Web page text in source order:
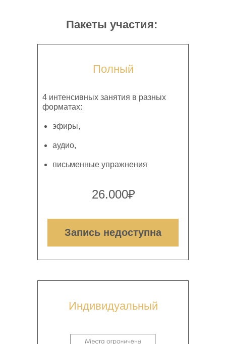
Полный
4 интенсивных занятия в разных
форматах:
эфиры,
аудио,
письменные упражнения
26.000₽
Запись недоступна
Индивидуальный
Пакеты участия: